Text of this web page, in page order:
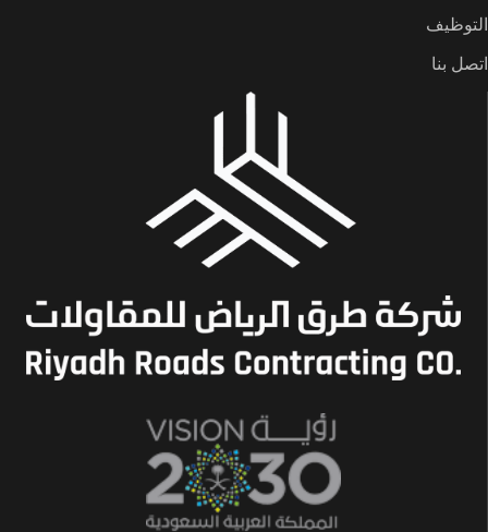
التوظيف
اتصل بنا